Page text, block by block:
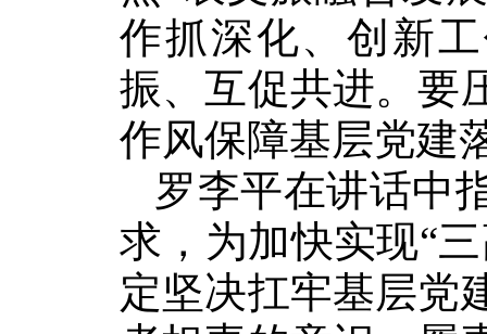
作抓深化、创新
振、互促共进。要
作风保障基层党建
罗李平在讲话中
求，为加快实现“
定坚决扛牢基层党